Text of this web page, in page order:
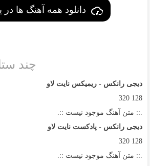
دانلود همه آهنگ ها در
چند
دیجی رانکس - ریمیکس نایت لاو
128
320
.:: متن آهنگ موجود نیست ::.
دیجی رانکس - پادکست نایت لاو
128
320
.:: متن آهنگ موجود نیست ::.